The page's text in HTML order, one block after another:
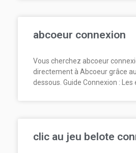
abcoeur connexion
Vous cherchez abcoeur
directement à Abcoeur grâce
dessous. Guide Connexion :
clic au jeu belote